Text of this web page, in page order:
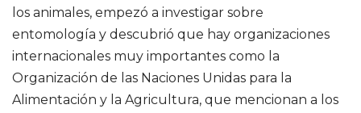
los animales, empezó a investigar sobre
entomología y descubrió que hay organizaciones
internacionales muy importantes como la
Organización de las Naciones Unidas para la
Alimentación y la Agricultura, que mencionan a los